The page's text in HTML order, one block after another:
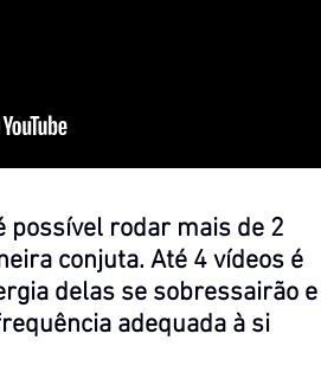
possível rodar mais de 2
conjuta. Até 4 vídeos é
delas se sobressairão e
adequada à si